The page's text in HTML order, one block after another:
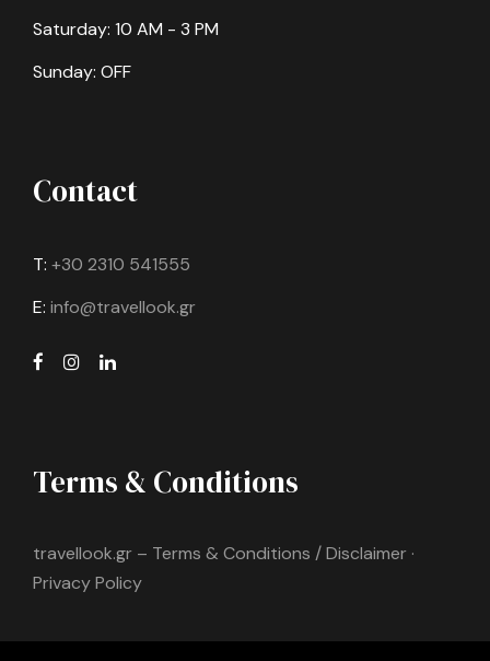
Saturday: 10 AM - 3 PM
Sunday: OFF
Contact
T: +30 2310 541555
E: info@travellook.gr
Terms & Conditions
travellook.gr – Terms & Conditions / Disclaimer ·
Privacy Policy